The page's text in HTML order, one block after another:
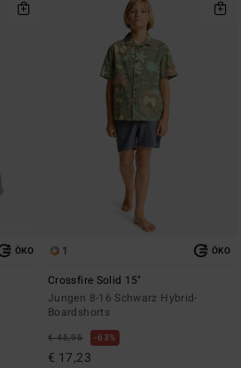
ÖKO 1 ÖKO
Crossfire Solid 15"
Jungen 8-16 Schwarz Hybrid-
Boardshorts
€ 45,95 63%
€ 17,23